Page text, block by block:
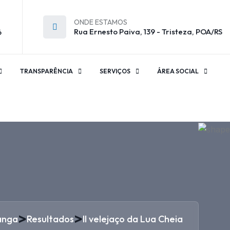
ONDE ESTAMOS
Rua Ernesto Paiva, 139 - Tristeza, POA/RS
TRANSPARÊNCIA SERVIÇOS ÁREA SOCIAL
>Resultados>II velejaço da Lua Cheia